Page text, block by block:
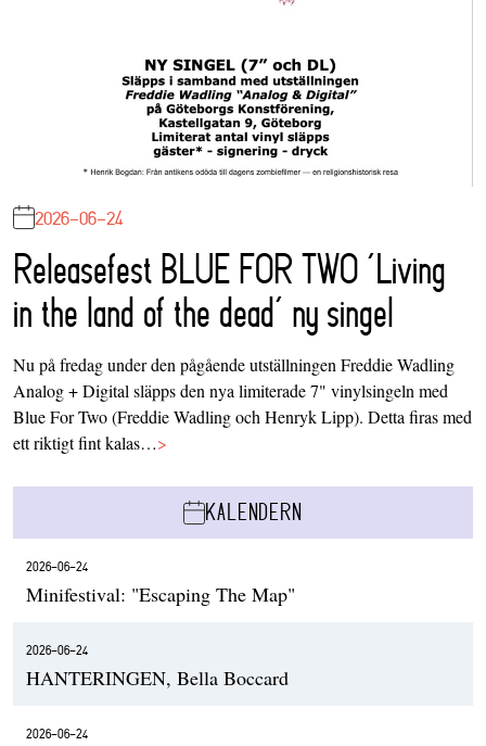
2026-06-24
Releasefest BLUE FOR TWO ‘Living
in the land of the dead’ ny singel
Nu på fredag under den pågående utställningen Freddie Wadling
Analog + Digital släpps den nya limiterade 7" vinylsingeln med
Blue For Two (Freddie Wadling och Henryk Lipp). Detta firas med
ett riktigt fint kalas…>
KALENDERN
2026-06-24
Minifestival: "Escaping The Map"
2026-06-24
HANTERINGEN, Bella Boccard
2026-06-24